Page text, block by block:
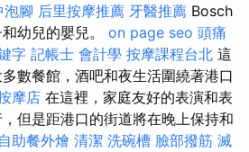
泡腳 后里按摩推薦 牙醫推薦 Bosch
幼兒的嬰兒。 on page seo 頭痛
字 記帳士 會計學 按摩課程台北 這
數餐館，酒吧和夜生活圍繞著港口
摩店 在這裡，家庭友好的表演和表
但是距港口的街道將在晚上保持和
自助餐外燴 清潔 洗碗槽 臉部撥筋 滅